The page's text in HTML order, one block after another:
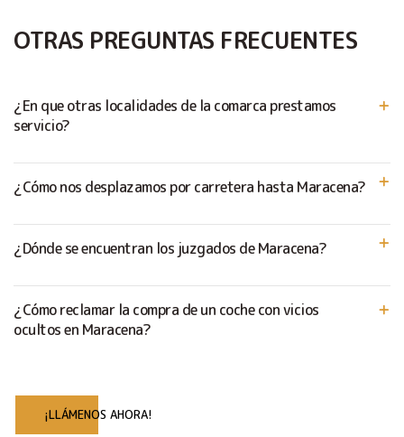
OTRAS PREGUNTAS FRECUENTES
¿En que otras localidades de la comarca prestamos
servicio?
¿Cómo nos desplazamos por carretera hasta Maracena?
¿Dónde se encuentran los juzgados de Maracena?
¿Cómo reclamar la compra de un coche con vicios
ocultos en Maracena?
¡LLÁMENOS AHORA!